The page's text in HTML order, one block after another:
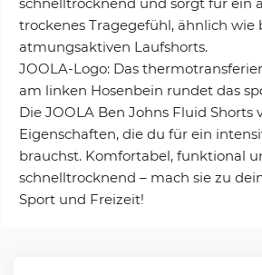
trockenes Tragegefühl, ähnlich wie
atmungsaktiven Laufshorts.
JOOLA-Logo: Das
am linken Hosenbein rundet das
Die JOOLA Ben Johns Fluid Shorts
Eigenschaften, die du für ein
brauchst. Komfortabel, funktional
schnelltrocknend – mach sie zu
Sport und Freizeit!